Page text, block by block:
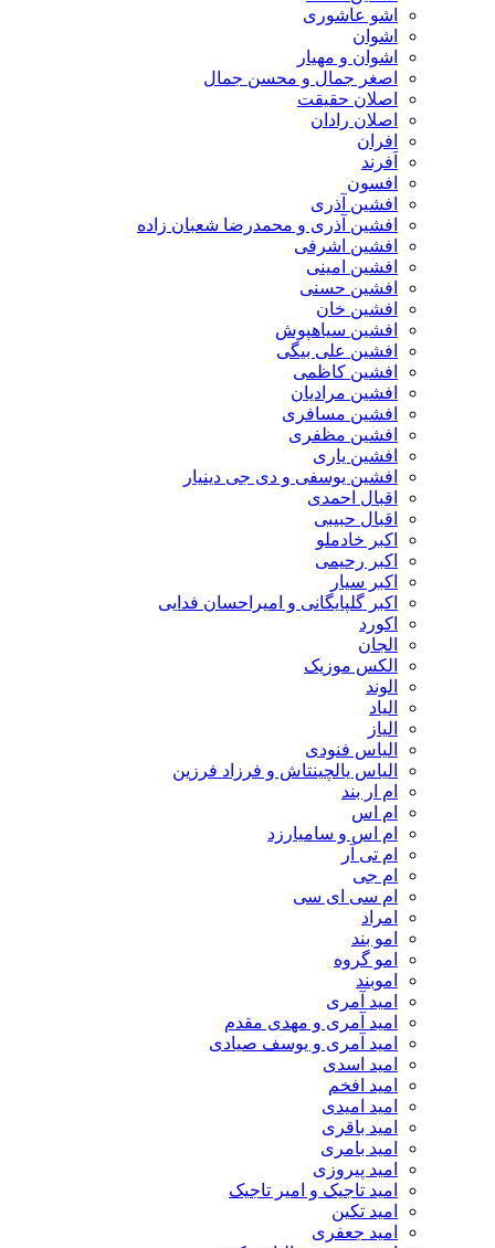
اشو عاشوری
اشوان
اشوان و مهیار
اصغر جمال و محسن جمال
اصلان حقیقت
اصلان رادان
افران
اَفرند
افسون
افشین آذری
افشین آذری و محمدرضا شعبان زاده
افشین اشرفی
افشین امینی
افشین حسنی
افشین خان
افشین سیاهپوش
افشین علی بیگی
افشین کاظمی
افشین مرادیان
افشین مسافری
افشین مظفری
افشین یاری
افشین یوسفی و دی جی دینیار
اقبال احمدی
اقبال حبیبی
اکبر خادملو
اکبر رحیمی
اکبر سیار
اکبر گلپایگانی و امیراحسان فدایی
اکورد
الجان
الکس موزیک
الوند
الیاد
الیاز
الیاس فنودی
الیاس یالچینتاش و فرزاد فرزین
ام‌ ار بند
ام اس
ام اس و سامیارزد
ام تی آر
ام جی
ام سی ای سی
امراد
امو بند
امو گروه
اموبند
امید آمری
امید آمری و مهدی مقدم
امید آمری و یوسف صیادی
امید اسدی
امید افخم
امید امیدی
امید باقری
امید بامری
امید پیروزی
امید تاجیک و امیر تاجیک
امید تکین
امید جعفری